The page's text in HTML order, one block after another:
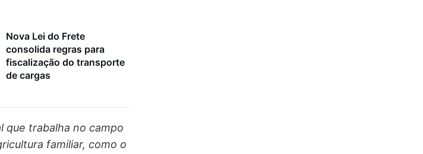
Nova Lei do Frete
consolida regras para
fiscalização do transporte
de cargas
que trabalha no campo
familiar, como o